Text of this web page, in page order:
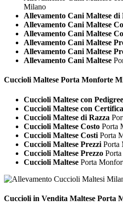
Milano
Allevamento Cani Maltese di
Allevamento Cani Maltese
Allevamento Cani Maltese
Allevamento Cani Maltese
Allevamento Cani Maltese
Allevamento Cani Maltese
Cuccioli Maltese Porta Monforte
Cuccioli Maltese con Pedigree
Cuccioli Maltese con
Cuccioli Maltese di Razza
Cuccioli Maltese Costo Porta
Cuccioli Maltese Costi Porta
Cuccioli Maltese Prezzi Porta
Cuccioli Maltese Prezzo
Cuccioli Maltese Porta
Cuccioli in Vendita Maltese Porta